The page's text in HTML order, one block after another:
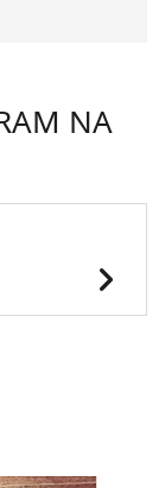
NA
chevron_right